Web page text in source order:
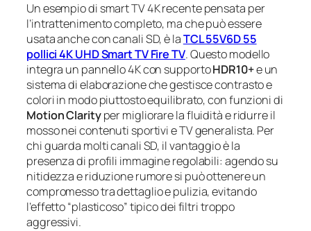
Un esempio di smart TV 4K recente pensata per
l’intrattenimento completo, ma che può essere
usata anche con canali SD, è laTCL 55V6D 55
pollici 4K UHD Smart TV Fire TV. Questo modello
integra un pannello 4K con supportoHDR10+e un
sistema di elaborazione che gestisce contrasto e
colori in modo piuttosto equilibrato, con funzioni di
Motion Clarityper migliorare la fluidità e ridurre il
mosso nei contenuti sportivi e TV generalista. Per
chi guarda molti canali SD, il vantaggio è la
presenza di profili immagine regolabili: agendo su
nitidezza e riduzione rumore si può ottenere un
compromesso tra dettaglio e pulizia, evitando
l’effetto “plasticoso” tipico dei filtri troppo
aggressivi.